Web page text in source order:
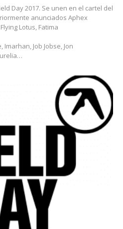
Day 2017. Se unen en el cartel del
anunciados Aphex
Lotus, Fatima
Job Jobse, Jon